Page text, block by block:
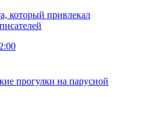
который привлекал